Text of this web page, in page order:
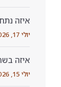
איזה
יולי 17, 2026
איזה
יולי 15, 2026